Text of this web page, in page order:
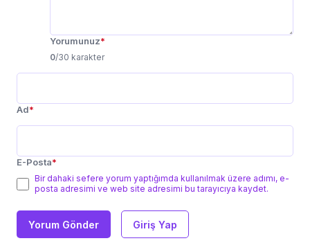
Yorumunuz*
0/30 karakter
Ad*
E-Posta*
Bir dahaki sefere yorum yaptığımda kullanılmak üzere adımı, e-
posta adresimi ve web site adresimi bu tarayıcıya kaydet.
Yorum Gönder Giriş Yap